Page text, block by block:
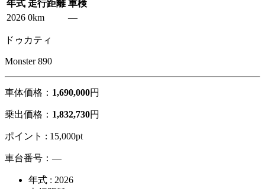
年式 走行距離 車検
2026 0km ―
ドゥカティ
Monster 890
車体価格： 1,690,000円
乗出価格： 1,832,730円
ポイント : 15,000pt
車台番号：―
年式 : 2026